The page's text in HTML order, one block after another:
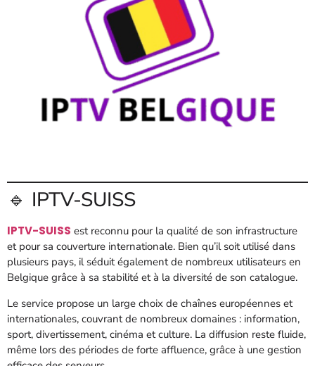
🔹 IPTV-SUISS
IPTV-SUISS est reconnu pour la qualité de son infrastructure
et pour sa couverture internationale. Bien qu’il soit utilisé dans
plusieurs pays, il séduit également de nombreux utilisateurs en
Belgique grâce à sa stabilité et à la diversité de son catalogue.
Le service propose un large choix de chaînes européennes et
internationales, couvrant de nombreux domaines : information,
sport, divertissement, cinéma et culture. La diffusion reste fluide,
même lors des périodes de forte affluence, grâce à une gestion